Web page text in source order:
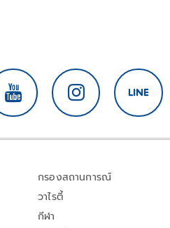
กรองสถานการณ์
วาไรตี้
กีฬา